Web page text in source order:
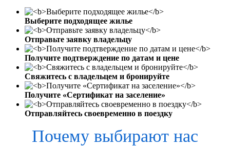
Выберите подходящее жилье
Отправьте заявку владельцу
Получите подтверждение по датам и цене
Свяжитесь с владельцем и бронируйте
Получите «Сертификат на заселение»
Отправляйтесь своевременно в поездку
Почему выбирают нас